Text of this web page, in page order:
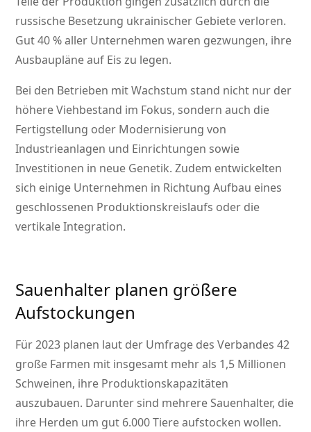
russische Besetzung ukrainischer Gebiete verloren.
Gut 40 % aller Unternehmen waren gezwungen, ihre
Ausbaupläne auf Eis zu legen.
Bei den Betrieben mit Wachstum stand nicht nur der
höhere Viehbestand im Fokus, sondern auch die
Fertigstellung oder Modernisierung von
Industrieanlagen und Einrichtungen sowie
Investitionen in neue Genetik. Zudem entwickelten
sich einige Unternehmen in Richtung Aufbau eines
geschlossenen Produktionskreislaufs oder die
vertikale Integration.
Sauenhalter planen größere
Aufstockungen
Für 2023 planen laut der Umfrage des Verbandes 42
große Farmen mit insgesamt mehr als 1,5 Millionen
Schweinen, ihre Produktionskapazitäten
auszubauen. Darunter sind mehrere Sauenhalter, die
ihre Herden um gut 6.000 Tiere aufstocken wollen.